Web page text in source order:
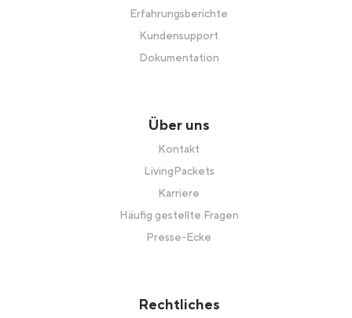
Erfahrungsberichte
Kundensupport
Dokumentation
Über uns
Kontakt
LivingPackets
Karriere
Häufig gestellte Fragen
Presse-Ecke
Rechtliches